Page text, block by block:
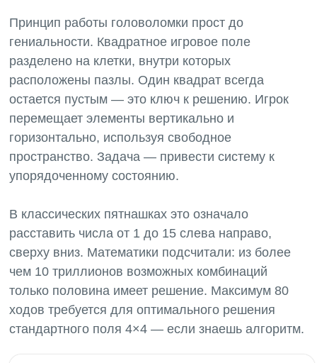
Принцип работы головоломки прост до
гениальности. Квадратное игровое поле
разделено на клетки, внутри которых
расположены пазлы. Один квадрат всегда
остается пустым — это ключ к решению. Игрок
перемещает элементы вертикально и
горизонтально, используя свободное
пространство. Задача — привести систему к
упорядоченному состоянию.
В классических пятнашках это означало
расставить числа от 1 до 15 слева направо,
сверху вниз. Математики подсчитали: из более
чем 10 триллионов возможных комбинаций
только половина имеет решение. Максимум 80
ходов требуется для оптимального решения